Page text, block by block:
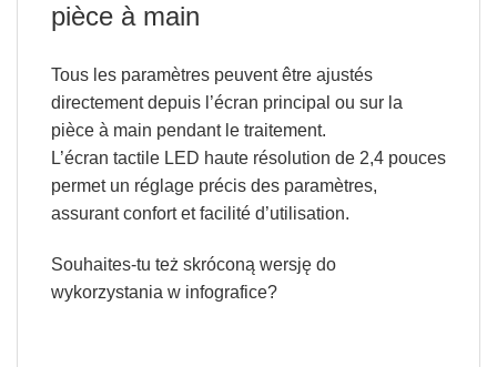
pièce à main
Tous les paramètres peuvent être ajustés
directement depuis l’écran principal ou sur la
pièce à main pendant le traitement.
L’écran tactile LED haute résolution de 2,4 pouces
permet un réglage précis des paramètres,
assurant confort et facilité d’utilisation.
Souhaites-tu też skróconą wersję do
wykorzystania w infografice?